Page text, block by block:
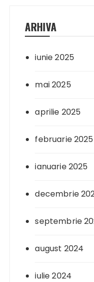
ARHIVA
iunie 2025
mai 2025
aprilie 2025
februarie 2025
ianuarie 2025
decembrie
septembrie
august 2024
iulie 2024